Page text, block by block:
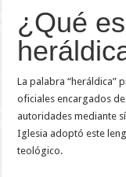
¿Qué
La palabra “heráldica”
oficiales encargados
autoridades mediante
Iglesia adoptó este
teológico.